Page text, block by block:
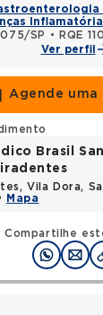
SP
•
RQE
Ver perfil
Agende uma
Compartilhe
Brasil
Vila Dora,
Mapa